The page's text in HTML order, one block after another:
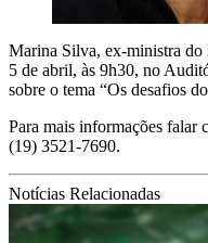
Marina Silva, ex-ministra do
5 de abril, às 9h30, no
sobre o tema “Os desafios
Para mais informações
(19) 3521-7690.
Notícias Relacionadas